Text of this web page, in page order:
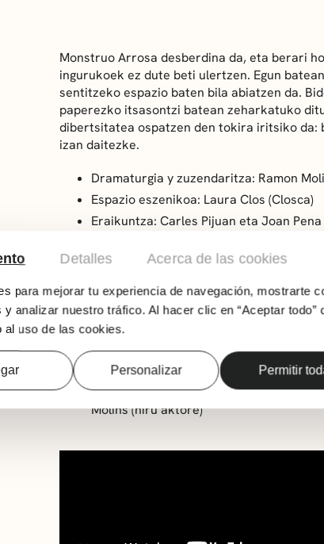
Detalles Acerca de las cookies
para mejorar tu experiencia de navegación, mostrarte
y analizar nuestro tráfico. Al hacer clic en “Aceptar todo”
al uso de las cookies.
Personalizar Permitir
Monstruo Arrosa desberdina da, eta berari
ingurukoek ez dute beti ulertzen. Egun
sentitzeko espazio baten bila abiatzen da.
paperezko itsasontzi batean zeharkatuko
dibertsitatea ospatzen den tokira iritsiko da:
izan daitezke.
Dramaturgia y zuzendaritza: Ramon
Espazio eszenikoa: Laura Clos (Closca)
Eraikuntza: Carles Pijuan eta Joan Pena
Musika:
varios autores
Robotika:Santi Serrano – Smart School
Argiztapena:Ivan Rubio
Ekoizpen exekutiboa:
Bideoa eta off-ahotsa:
Begonya Ferrer
Ekoizpena:ZUM-ZUM TEATRE
Aktoreak:Begonya Ferrer, Albert
Molins (hiru aktore)